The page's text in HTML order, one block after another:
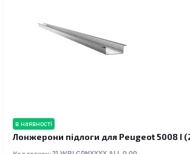
в наявності
Лонжерони підлоги для Peugeot 5008 I